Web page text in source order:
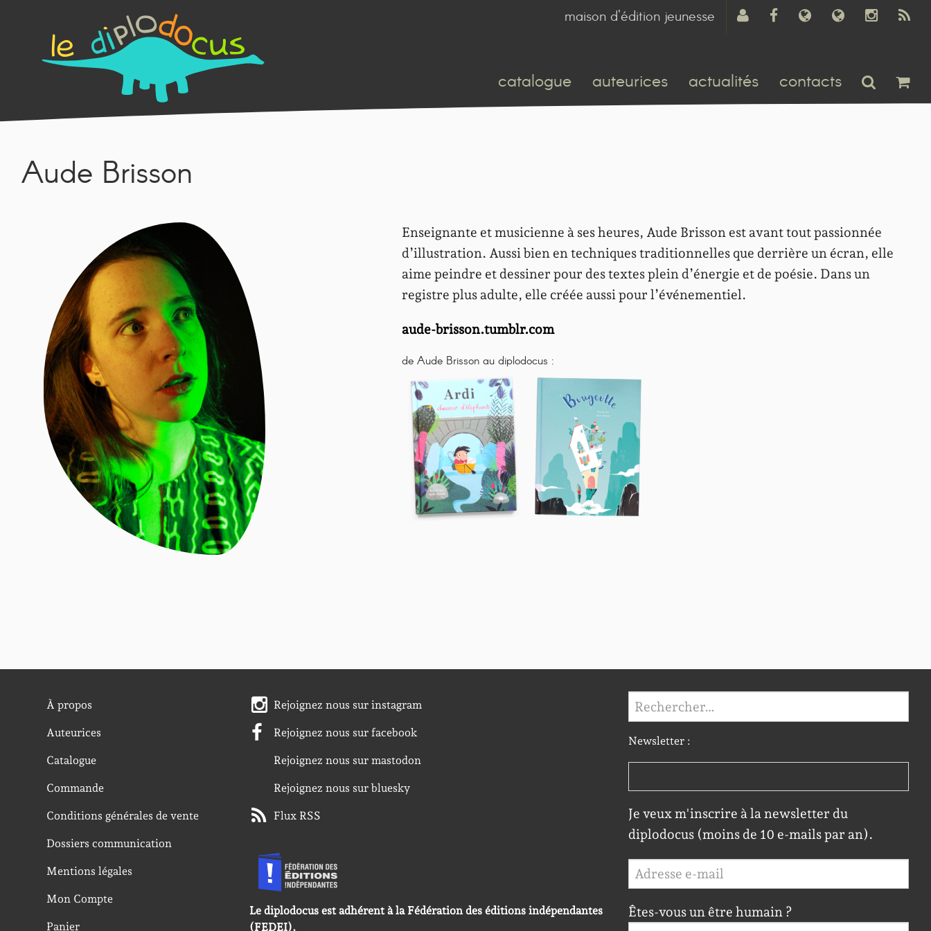
maison d'édition jeunesse
catalogue auteurices actualités contacts
Aude Brisson
Enseignante et musicienne à ses heures, Aude Brisson est avant tout passionnée
d’illustration. Aussi bien en techniques traditionnelles que derrière un écran, elle
aime peindre et dessiner pour des textes plein d’énergie et de poésie. Dans un
registre plus adulte, elle créée aussi pour l’événementiel.
aude-brisson.tumblr.com
de Aude Brisson au diplodocus :
À propos
Auteurices
Catalogue
Commande
Conditions générales de vente
Dossiers communication
Mentions légales
Mon Compte
Panier
Rejoignez nous sur instagram
Rejoignez nous sur facebook
Rejoignez nous sur mastodon
Rejoignez nous sur bluesky
Flux RSS
Le diplodocus est adhérent à la Fédération des éditions indépendantes
(FEDEI).
Rechercher :
Newsletter :
Je veux m'inscrire à la newsletter du
diplodocus (moins de 10 e-mails par an).
Êtes-vous un être humain ?